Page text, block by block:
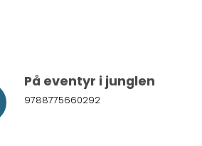
På eventyr i junglen
9788775660292